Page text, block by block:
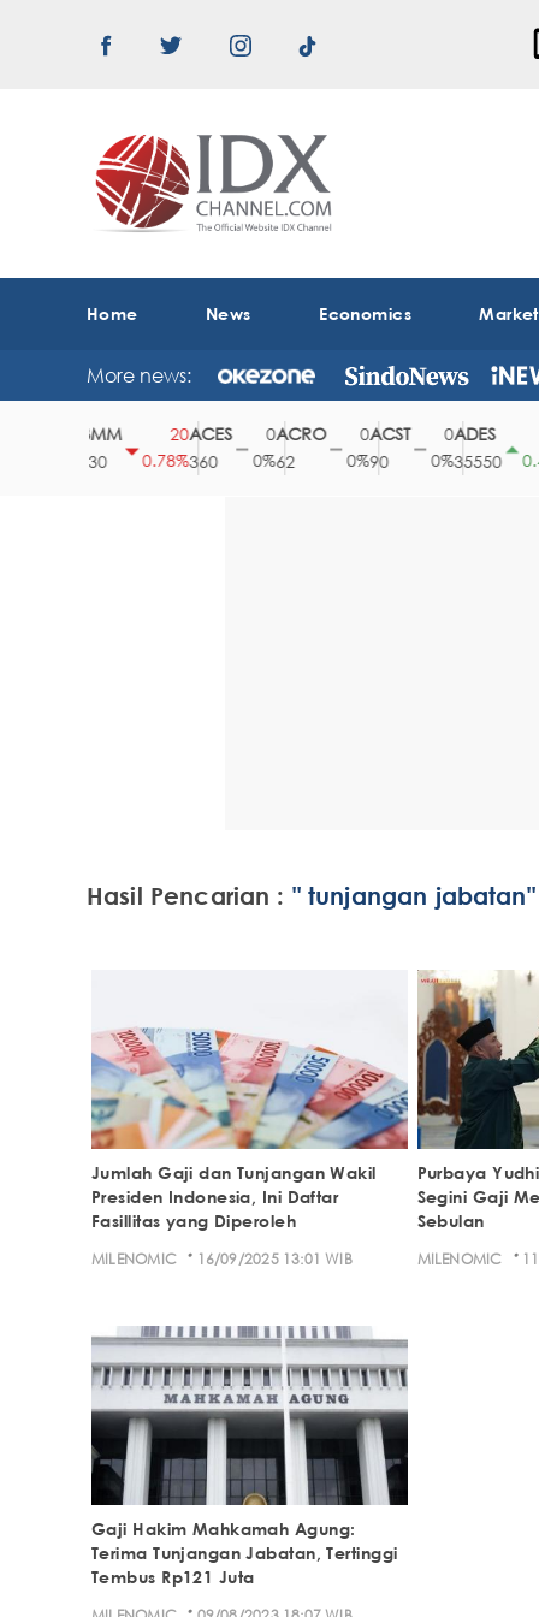
Home News Economics
More news:
ABMM
0.78%
ACES
360
ACRO
62
ACST
90
ADES
35550
0.42%
Hasil Pencarian : " tunjangan jabatan"
Jumlah Gaji dan Tunjangan Wakil
Presiden Indonesia, Ini Daftar
Fasillitas yang Diperoleh
MILENOMIC · 16/09/2025 13:01 WIB
Purbaya
Segini Gaji
Sebulan
MILENOMIC ·
Gaji Hakim Mahkamah Agung:
Terima Tunjangan Jabatan, Tertinggi
Tembus Rp121 Juta
·